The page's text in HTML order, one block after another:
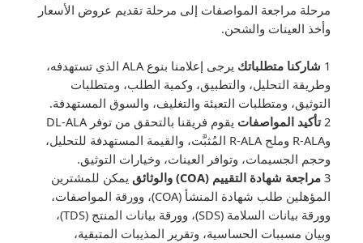
مرحلة مراجعة المواصفات إلى مرحلة تقديم عروض الأسعار
وأخذ العينات والشحن.
شاركنا متطلباتك
يرجى إعلامنا بنوع ALA الذي تستهدفه،
وطريقة التحليل، والتطبيق، وكمية الطلب، ومتطلبات
التوثيق، ومتطلبات التعبئة والتغليف، والسوق المستهدفة.
تأكيد المواصفات
يقوم فريقنا بالتحقق من توفر DL-ALA
وR-ALA وملح R-ALA المُثبَّت، والقيمة المستهدفة للتحليل،
وحجم الجسيمات، وتوافر العينات، وخيارات التوثيق.
مراجعة شهادة التقييم (COA) والوثائق
يمكن للمشترين
المؤهلين طلب شهادة المنشأ (COA)، وورقة المواصفات،
وورقة بيانات السلامة (SDS)، وورقة بيانات المنتج (TDS)،
وبيان مسببات الحساسية، وتقرير المذيبات المتبقية،